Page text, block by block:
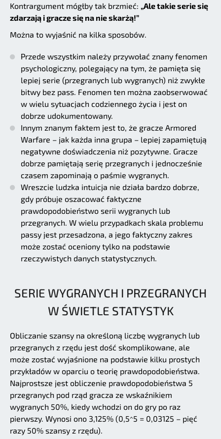
Kontrargument mógłby tak brzmieć: „Ale takie serie się
zdarzają i gracze się na nie skarżą!”
Można to wyjaśnić na kilka sposobów.
Przede wszystkim należy przywołać znany fenomen
psychologiczny, polegający na tym, że pamięta się
lepiej serie (przegranych lub wygranych) niż zwykłe
bitwy bez pass. Fenomen ten można zaobserwować
w wielu sytuacjach codziennego życia i jest on
dobrze udokumentowany.
Innym znanym faktem jest to, że gracze Armored
Warfare – jak każda inna grupa – lepiej zapamiętują
negatywne doświadczenia niż pozytywne. Gracze
dobrze pamiętają serię przegranych i jednocześnie
czasem zapominają o paśmie wygranych.
Wreszcie ludzka intuicja nie działa bardzo dobrze,
gdy próbuje oszacować faktyczne
prawdopodobieństwo serii wygranych lub
przegranych. W wielu przypadkach skala problemu
passy jest przesadzona, a jego faktyczny zakres
może zostać oceniony tylko na podstawie
rzeczywistych danych statystycznych.
SERIE WYGRANYCH I PRZEGRANYCH
W ŚWIETLE STATYSTYK
Obliczanie szansy na określoną liczbę wygranych lub
przegranych z rzędu jest dość skomplikowane, ale
może zostać wyjaśnione na podstawie kilku prostych
przykładów w oparciu o teorię prawdopodobieństwa.
Najprostsze jest obliczenie prawdopodobieństwa 5
przegranych pod rząd gracza ze wskaźnikiem
wygranych 50%, kiedy wchodzi on do gry po raz
pierwszy. Wynosi ono 3,125% (0,5^5 = 0,03125 – pięć
razy 50% szansy z rzędu).